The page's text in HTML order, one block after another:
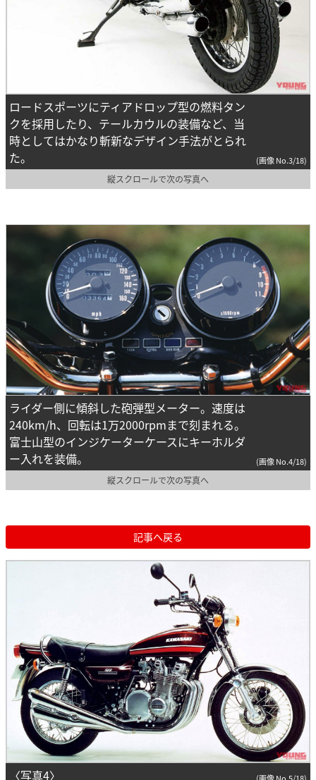
ロードスポーツにティアドロップ型の燃料タン
クを採用したり、テールカウルの装備など、当
時としてはかなり斬新なデザイン手法がとられ
た。
(画像 No.3/18)
縦スクロールで次の写真へ
ライダー側に傾斜した砲弾型メーター。速度は
240km/h、回転は1万2000rpmまで刻まれる。
富士山型のインジケーターケースにキーホルダ
ー入れを装備。
(画像 No.4/18)
縦スクロールで次の写真へ
記事へ戻る
〈写真4〉